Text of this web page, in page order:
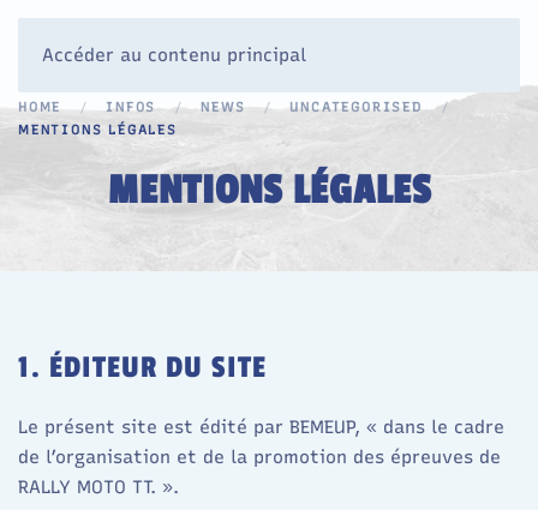
Accéder au contenu principal
HOME INFOS NEWS
UNCATEGORISED
MENTIONS LÉGALES
MENTIONS LÉGALES
1. ÉDITEUR DU SITE
Le présent site est édité par BEMEUP, « dans le cadre
de l’organisation et de la promotion des épreuves de
RALLY MOTO TT. ».